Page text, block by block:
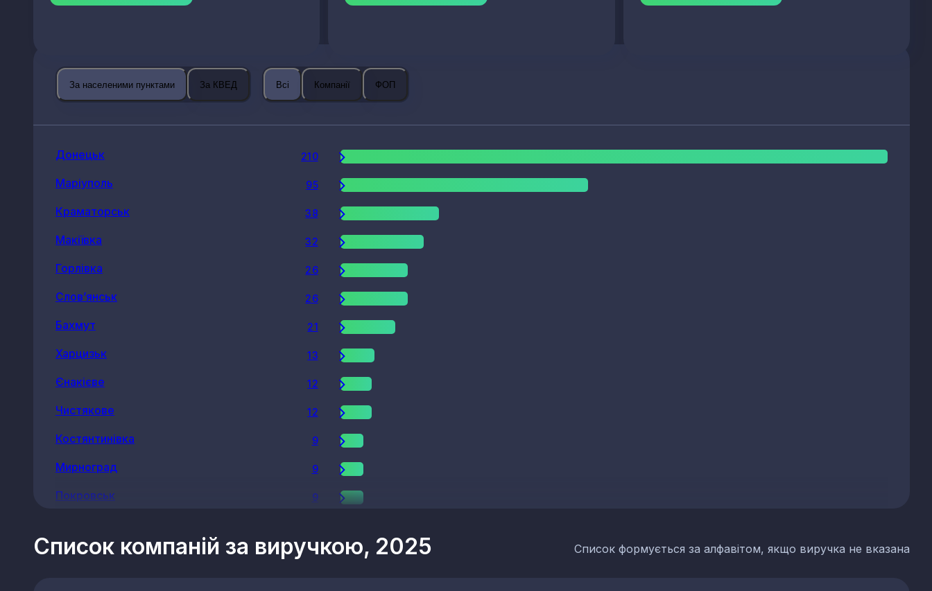
За населеними пунктами За КВЕД Всі Компанії ФОП
Донецьк 210
Маріуполь 95
Краматорськ 38
Макіївка 32
Горлівка 26
Слов’янськ 26
Бахмут 21
Харцизьк 13
Єнакієве 12
Чистякове 12
Костянтинівка 9
Мирноград 9
Покровськ 9
Ясинувата 7
Список компаній за виручкою, 2025 Список формується за алфавітом, якщо виручка не вказана